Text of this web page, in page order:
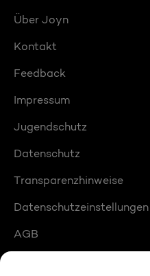
Über Joyn
Kontakt
Feedback
Impressum
Jugendschutz
Datenschutz
Transparenzhinweise
Datenschutzeinstellungen
AGB